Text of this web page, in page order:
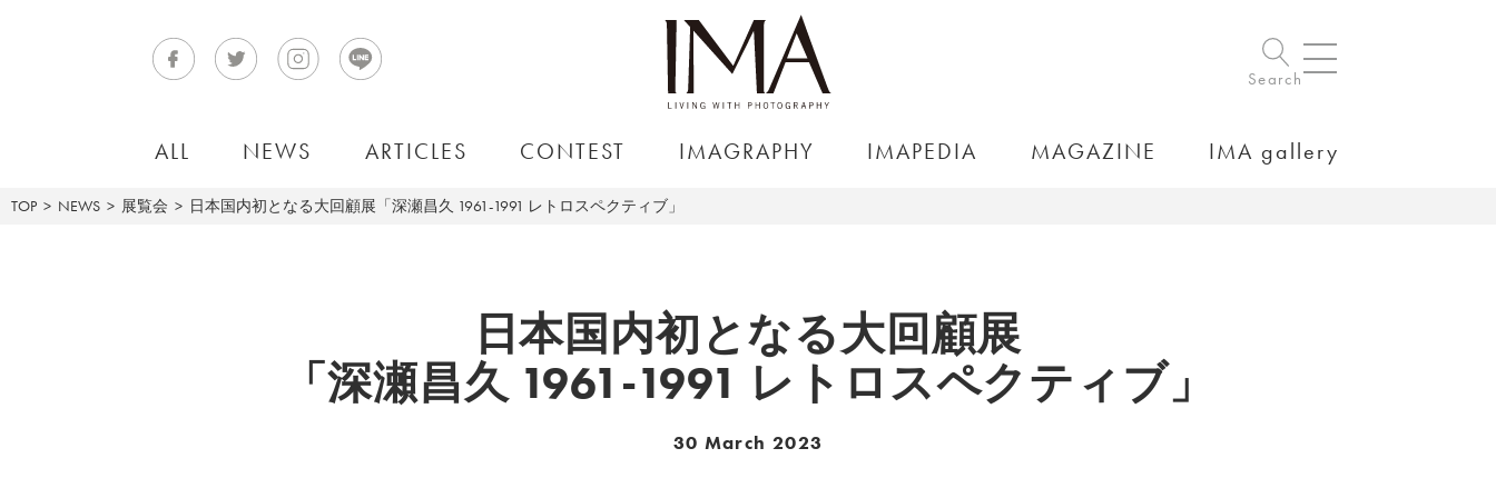
Search
ALL NEWS ARTICLES CONTEST IMAGRAPHY IMAPEDIA MAGAZINE IMA gallery
TOP NEWS 展覧会 日本国内初となる大回顧展「深瀬昌久 1961-1991 レトロスペクティブ」
日本国内初となる大回顧展
「深瀬昌久 1961-1991 レトロスペクティブ」
30 March 2023